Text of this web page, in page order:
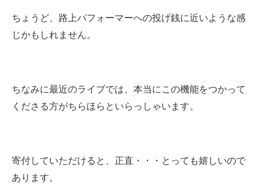
ちょうど、路上パフォーマーへの投げ銭に近いような感
じかもしれません。
ちなみに最近のライブでは、本当にこの機能をつかって
くださる方がちらほらといらっしゃいます。
寄付していただけると、正直・・・とっても嬉しいので
あります。